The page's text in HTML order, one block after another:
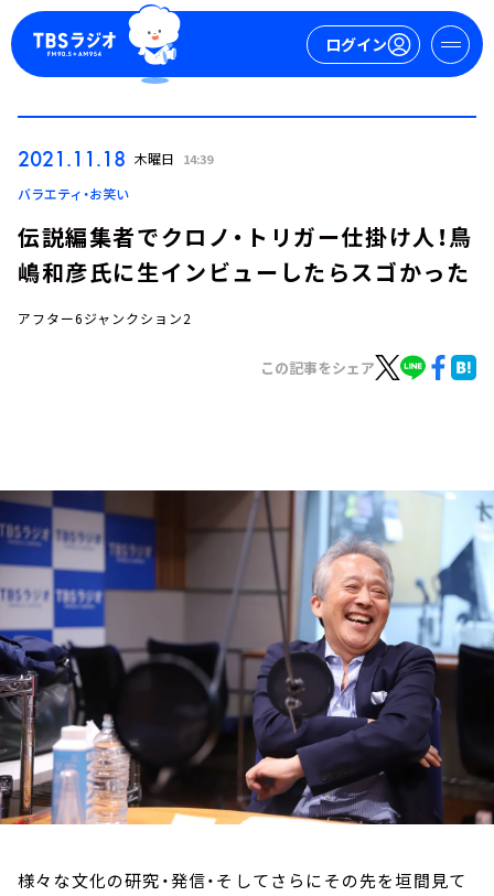
ログイン
ログイン
お知らせ
イベント・グッズ
YouTube
会社情報
2021.11.18 木曜日 14:39
バラエティ・お笑い
伝説編集者でクロノ・トリガー仕掛け人！鳥
嶋和彦氏に生インビューしたらスゴかった
アフター6ジャンクション2
この記事をシェア
様々な文化の研究・発信・そしてさらにその先を垣間見て